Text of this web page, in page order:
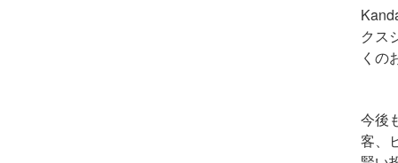
クス
くの
今後
客、